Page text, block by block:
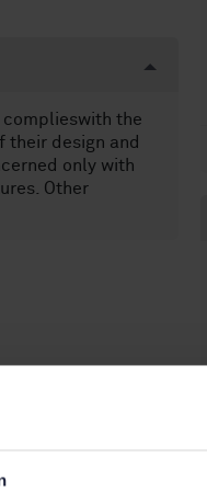
the
design and
only with
Other